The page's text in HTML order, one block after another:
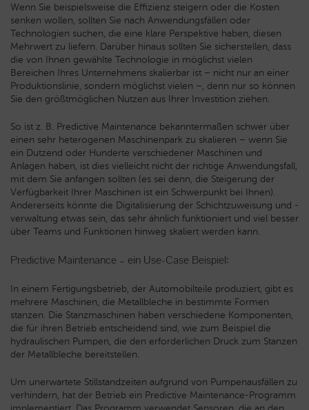
Wenn Sie beispielsweise die Effizienz steigern oder die Kosten
senken wollen, sollten Sie nach Anwendungsfällen oder
Technologien suchen, die eine klare Perspektive haben, diesen
Mehrwert zu liefern. Darüber hinaus sollten Sie sicherstellen, dass
die von Ihnen gewählte Technologie in möglichst vielen
Bereichen Ihres Unternehmens skalierbar ist – nicht nur an einer
Produktionslinie, sondern möglichst vielen –, denn nur so können
Sie den größtmöglichen Nutzen aus Ihrer Investition ziehen.
So ist z. B. Predictive Maintenance bekanntermaßen schwer über
einen sehr heterogenen Maschinenpark zu skalieren – wenn Sie
ein Dutzend oder Hunderte verschiedener Maschinen und
Anlagen haben, ist dies vielleicht nicht der richtige Anwendungsfall,
mit dem Sie anfangen sollten (es sei denn, die Steigerung der
Verfügbarkeit Ihrer Maschinen ist ein Schwerpunkt bei Ihnen).
Andererseits könnte die Digitalisierung der Schichtzuweisung und -
verwaltung etwas sein, das sehr ähnlich funktioniert und viel besser
über Teams und Funktionen hinweg skaliert werden kann.
Predictive Maintenance – ein Use-Case Beispiel:
In einem Fertigungsbetrieb, der Automobilteile produziert, gibt es
mehrere Maschinen, die Metallbleche in bestimmte Formen
stanzen. Die Stanzmaschinen haben verschiedene Komponenten,
die für ihren Betrieb entscheidend sind, wie zum Beispiel die
hydraulischen Pumpen, die den erforderlichen Druck zum Stanzen
der Metallbleche bereitstellen.
Um unerwartete Stillstandzeiten aufgrund von Pumpenausfällen zu
verhindern, hat der Betrieb ein Predictive Maintenance-Programm